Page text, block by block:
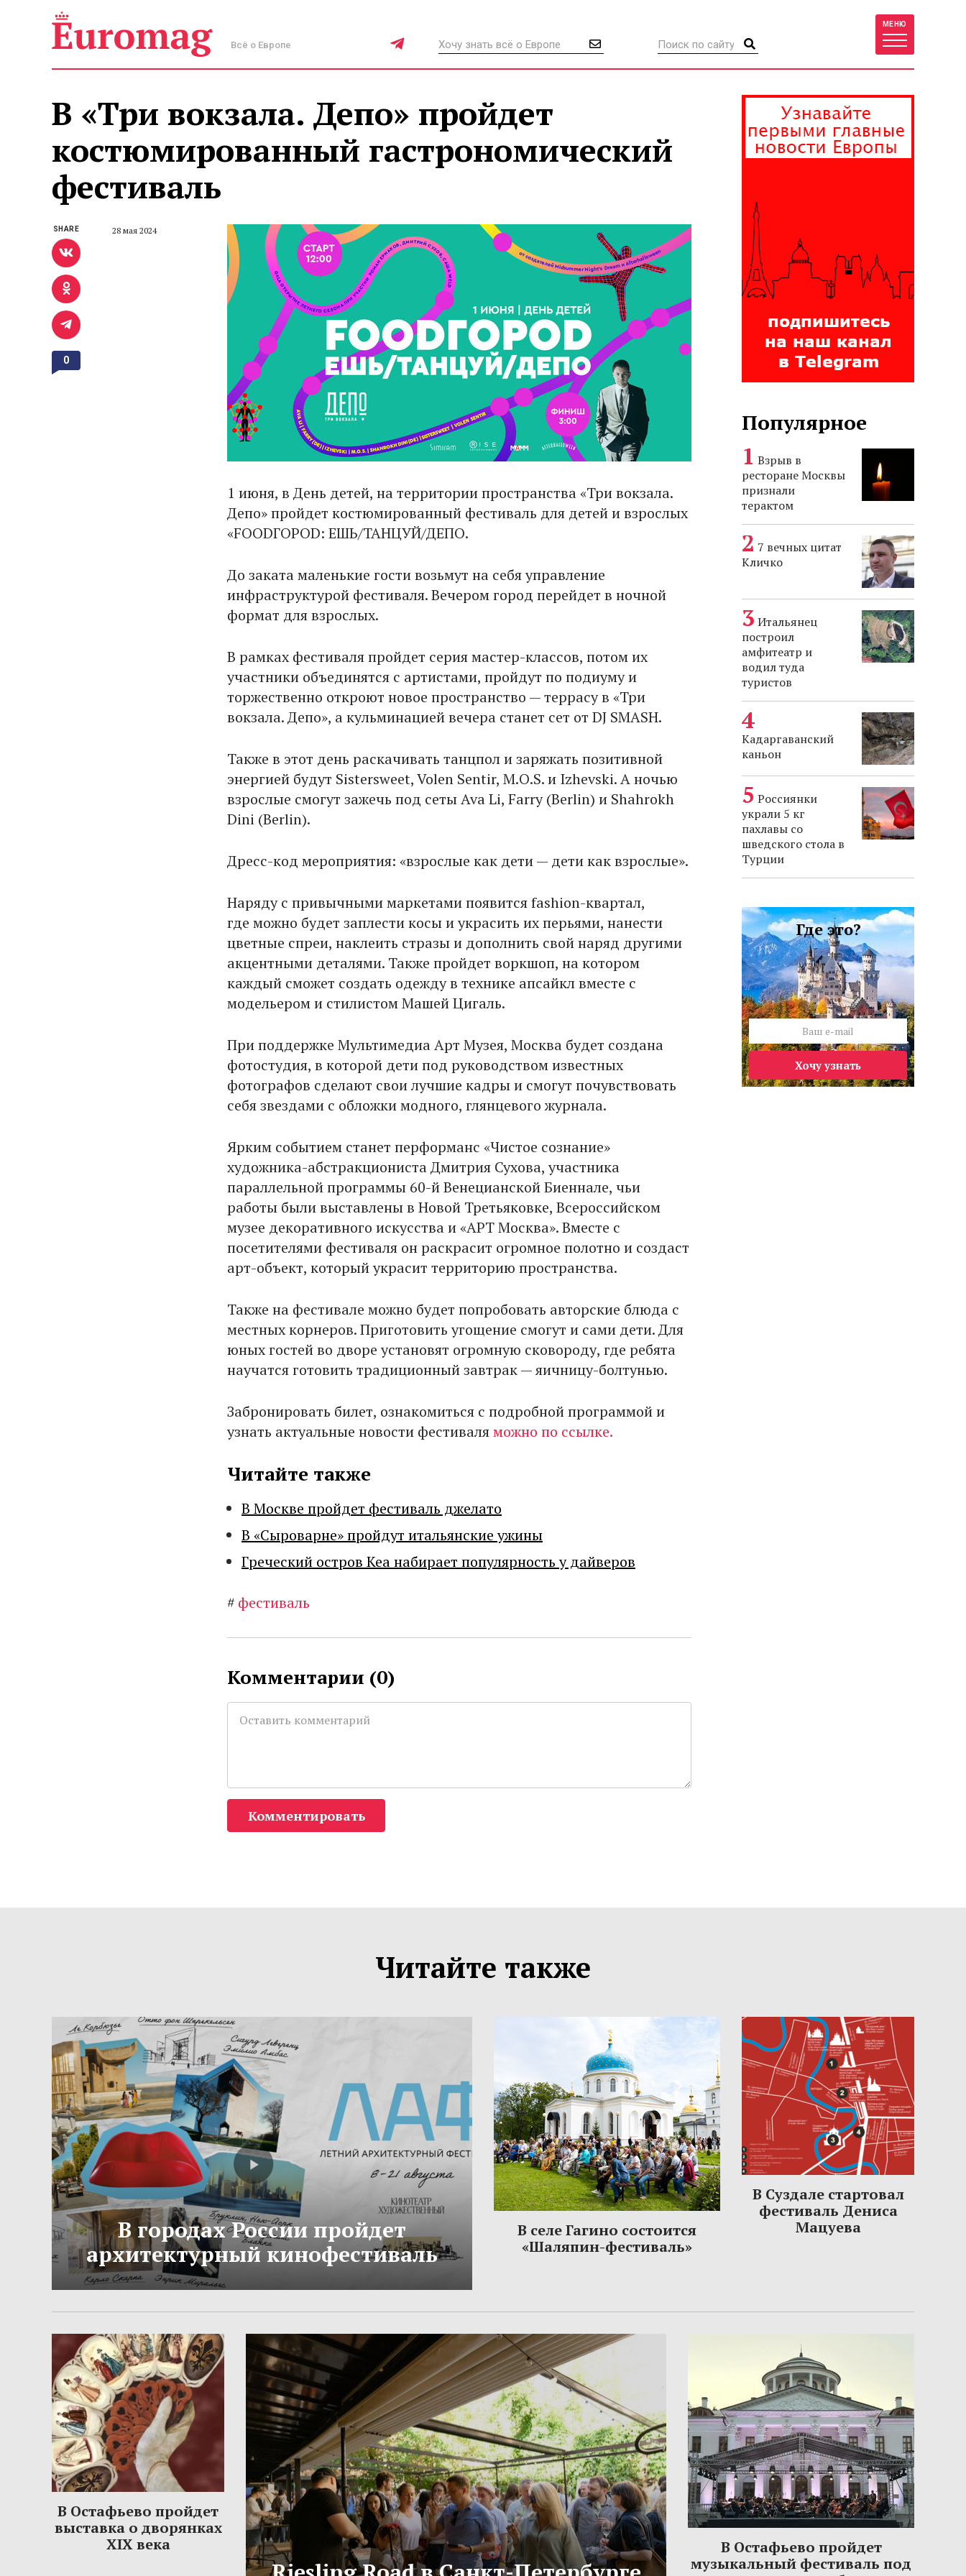
Всё о Европе
МЕНЮ
В «Три вокзала. Депо» пройдет
костюмированный гастрономический
фестиваль
28 мая 2024
1 июня, в День детей, на территории пространства «Три вокзала.
Депо» пройдет костюмированный фестиваль для детей и взрослых
«FOODГОРОD: ЕШЬ/ТАНЦУЙ/ДЕПО.
До заката маленькие гости возьмут на себя управление
инфраструктурой фестиваля. Вечером город перейдет в ночной
формат для взрослых.
В рамках фестиваля пройдет серия мастер-классов, потом их
участники объединятся с артистами, пройдут по подиуму и
торжественно откроют новое пространство — террасу в «Три
вокзала. Депо», а кульминацией вечера станет сет от DJ SMASH.
Также в этот день раскачивать танцпол и заряжать позитивной
энергией будут Sistersweet, Volen Sentir, M.O.S. и Izhevski. А ночью
взрослые смогут зажечь под сеты Ava Li, Farry (Berlin) и Shahrokh
Dini (Berlin).
Дресс-код мероприятия: «взрослые как дети — дети как взрослые».
Наряду с привычными маркетами появится fashion-квартал,
где можно будет заплести косы и украсить их перьями, нанести
цветные спреи, наклеить стразы и дополнить свой наряд другими
акцентными деталями. Также пройдет воркшоп, на котором
каждый сможет создать одежду в технике апсайкл вместе с
модельером и стилистом Машей Цигаль.
При поддержке Мультимедиа Арт Музея, Москва будет создана
фотостудия, в которой дети под руководством известных
фотографов сделают свои лучшие кадры и смогут почувствовать
себя звездами с обложки модного, глянцевого журнала.
Ярким событием станет перформанс «Чистое сознание»
художника-абстракциониста Дмитрия Сухова, участника
параллельной программы 60-й Венецианской Биеннале, чьи
работы были выставлены в Новой Третьяковке, Всероссийском
музее декоративного искусства и «АРТ Москва». Вместе с
посетителями фестиваля он раскрасит огромное полотно и создаст
арт-объект, который украсит территорию пространства.
Также на фестивале можно будет попробовать авторские блюда с
местных корнеров. Приготовить угощение смогут и сами дети. Для
юных гостей во дворе установят огромную сковороду, где ребята
научатся готовить традиционный завтрак — яичницу-болтунью.
Забронировать билет, ознакомиться с подробной программой и
узнать актуальные новости фестиваляможно по ссылке.
Читайте также
В Москве пройдет фестиваль джелато
В «Сыроварне» пройдут итальянские ужины
Греческий остров Кеа набирает популярность у дайверов
# фестиваль
SHARE
0
Комментарии (0)
Комментировать
Популярное
Взрыв в
ресторане Москвы
признали
терактом
7 вечных цитат
Кличко
Итальянец
построил
амфитеатр и
водил туда
туристов
Кадаргаванский
каньон
Россиянки
украли 5 кг
пахлавы со
шведского стола в
Турции
Где это?
Хочу узнать
Читайте также
В городах России пройдет
архитектурный кинофестиваль
В селе Гагино состоится
«Шаляпин-фестиваль»
В Суздале стартовал
фестиваль Дениса
Мацуева
В Остафьево пройдет
выставка о дворянках
XIX века
В Остафьево пройдет
музыкальный фестиваль под